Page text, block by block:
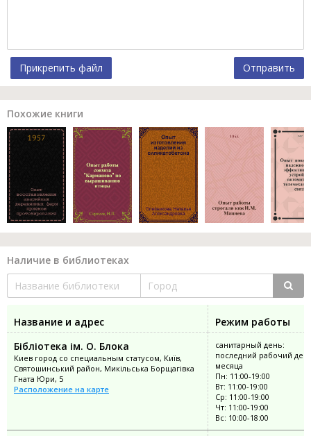
Прикрепить файл Отправить
Похожие книги
Наличие в библиотеках
Название и адрес
Режим работы
Бібліотека ім. О. Блока
Киев город со специальным статусом, Київ,
Святошинський район, Микільська Борщагівка
Гната Юри, 5
Расположение на карте
санитарный день:
последний рабочий
месяца
Пн: 11:00-19:00
Вт: 11:00-19:00
Ср: 11:00-19:00
Чт: 11:00-19:00
Вс: 10:00-18:00